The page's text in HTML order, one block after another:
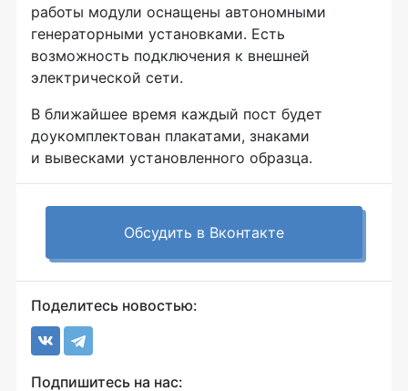
работы модули оснащены автономными
генераторными установками. Есть
возможность подключения к внешней
электрической сети.
В ближайшее время каждый пост будет
доукомплектован плакатами, знаками
и вывесками установленного образца.
Обсудить в Вконтакте
Поделитесь новостью:
Подпишитесь на нас: